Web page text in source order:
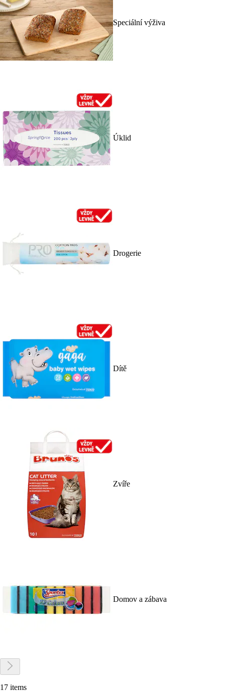
Speciální výživa
Úklid
Drogerie
Dítě
Zvíře
Domov a zábava
17 items